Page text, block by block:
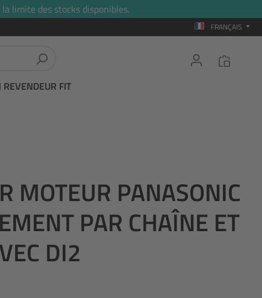
limite des stocks disponibles.
FRANÇAIS
FIT
MOTEUR PANASONIC
PAR CHAÎNE ET
DI2